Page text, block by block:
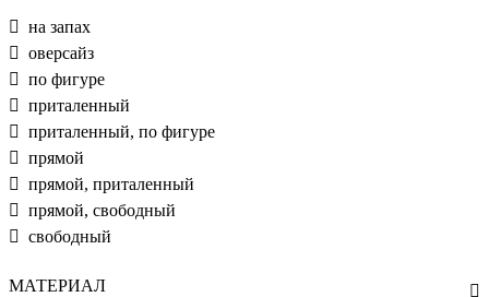
на запах
оверсайз
по фигуре
приталенный
приталенный, по фигуре
прямой
прямой, приталенный
прямой, свободный
свободный
МАТЕРИАЛ